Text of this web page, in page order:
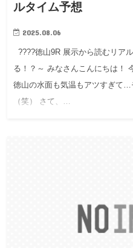
ルタイム予想
2025.08.06
????徳山9R 展示から読むリア
る！？～ みなさんこんにちは！
徳山の水面も気温もアツすぎて
（笑） さて、…